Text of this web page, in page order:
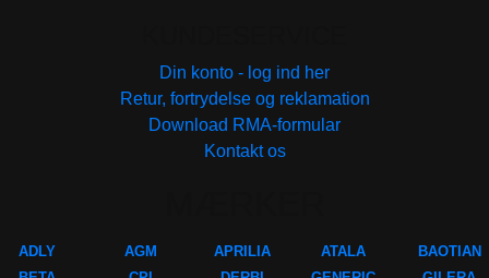
Din konto - log ind her
Retur, fortrydelse og reklamation
Download RMA-formular
Kontakt os
ADLY
AGM
APRILIA
ATALA
BAOTIAN